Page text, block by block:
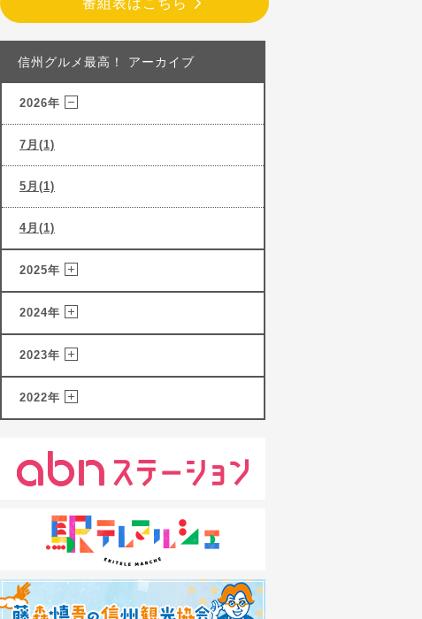
番組表はこちら
信州グルメ最高！ アーカイブ
2026年
7月(1)
5月(1)
4月(1)
2025年
2024年
2023年
2022年